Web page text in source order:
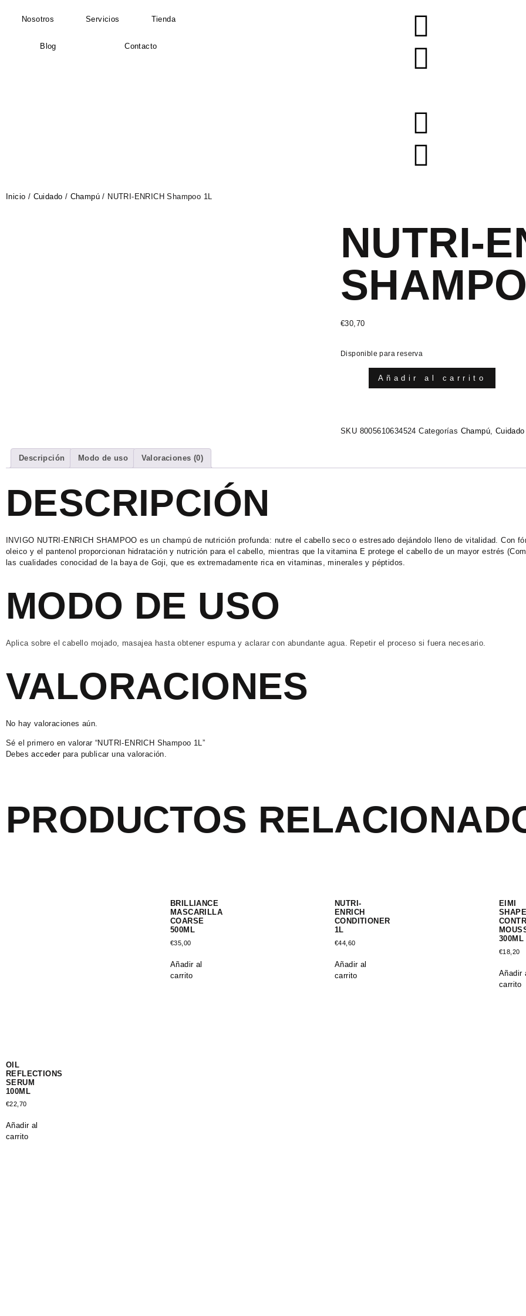
Nosotros Servicios Tienda
Blog Contacto
Inicio / Cuidado / Champú / NUTRI-ENRICH Shampoo 1L
NUTRI-
€30,70
Disponible para reserva
Añadir al carrito
SKU 8005610634524Categorías Champú Cuidado
Descripción Modo de uso Valoraciones (0)
DESCRIPCIÓN
INVIGO NUTRI-ENRICH SHAMPOO es un champú de nutrición profunda: nutre el cabello seco o estresado dejándolo lleno de vitalidad. Con
oleico y el pantenol proporcionan hidratación y nutrición para el cabello, mientras que la vitamina E protege el cabello de un mayor estrés
las cualidades conocidad de la baya de Goji, que es extremadamente rica en vitaminas, minerales y péptidos.
MODO DE USO
Aplica sobre el cabello mojado, masajea hasta obtener espuma y aclarar con abundante agua. Repetir el proceso si fuera necesario.
VALORACIONES
No hay valoraciones aún.
Sé el primero en valorar “NUTRI-ENRICH Shampoo 1L”
Debesaccederpara publicar una valoración.
PRODUCTOS
BRILLIANCE
MASCARILLA
COARSE
500ML
€35,00
Añadir al
carrito
NUTRI-
ENRICH
CONDITIONER
1L
€44,60
Añadir al
carrito
EIMI
SHAPE
300ML
€18,20
Añadir
carrito
OIL
REFLECTIONS
SERUM
100ML
€22,70
Añadir al
carrito